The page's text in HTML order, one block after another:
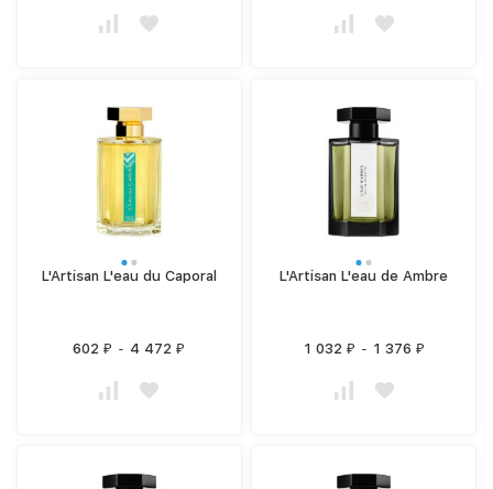
L'Artisan L'eau du Caporal
602₽ - 4 472₽
L'Artisan L'eau de Ambre
1 032 ₽ - 1 376 ₽